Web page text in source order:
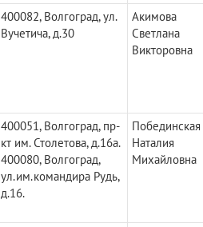
400082, Волгоград, ул.
Вучетича, д.30
Акимова
Светлана
Викторовна
400051, Волгоград, пр-
кт им. Столетова, д.16а.
400080, Волгоград,
ул.им.командира Рудь,
д.16.
Побединская
Наталия
Михайловна